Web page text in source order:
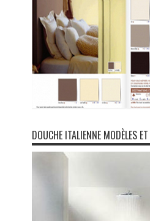
DOUCHE ITALIENNE MODÈLES